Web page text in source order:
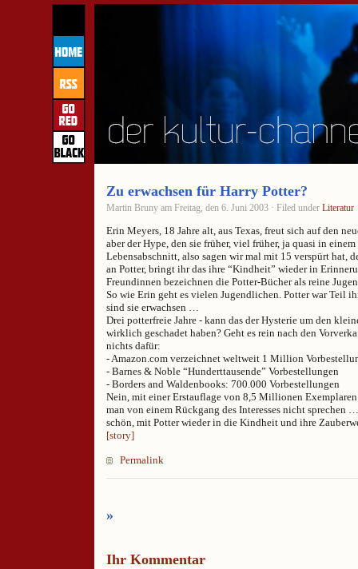
Zu erwachsen für Harry Potter?
Martin Bruny am Freitag, den 6. Juni 2003 · Filed under Literatur
Erin Meyers, 18 Jahre alt, aus Texas, freut sich auf den
aber der Hype, den sie früher, viel früher, ja quasi in einem
Lebensabschnitt, also sagen wir mal mit 15 verspürt hat,
an Potter, bringt ihr das ihre “Kindheit” wieder in
Freundinnen bezeichnen die Potter-Bücher als reine
So wie Erin geht es vielen Jugendlichen. Potter war Teil
sind sie erwachsen …
Drei potterfreie Jahre - kann das der Hysterie um den
wirklich geschadet haben? Geht es rein nach den
nichts dafür:
- Amazon.com verzeichnet weltweit 1 Million
- Barnes & Noble “Hunderttausende” Vorbestellungen
- Borders and Waldenbooks: 700.000 Vorbestellungen
Nein, mit einer Erstauflage von 8,5 Millionen
man von einem Rückgang des Interesses nicht sprechen
schön, mit Potter wieder in die Kindheit und ihre
[story]
Permalink
»
Ihr Kommentar